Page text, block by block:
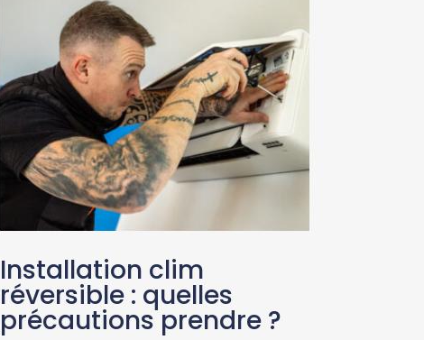
Installation clim
réversible : quelles
précautions prendre ?